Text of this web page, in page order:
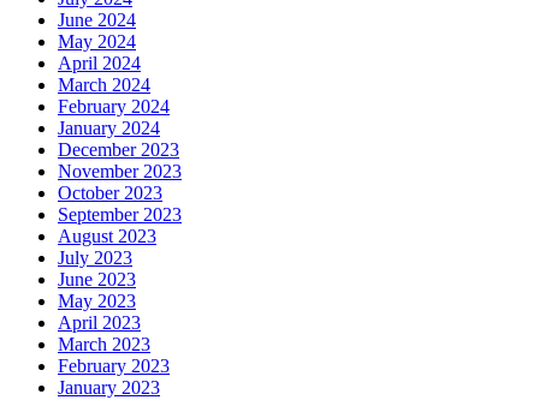
June 2024
May 2024
April 2024
March 2024
February 2024
January 2024
December 2023
November 2023
October 2023
September 2023
August 2023
July 2023
June 2023
May 2023
April 2023
March 2023
February 2023
January 2023